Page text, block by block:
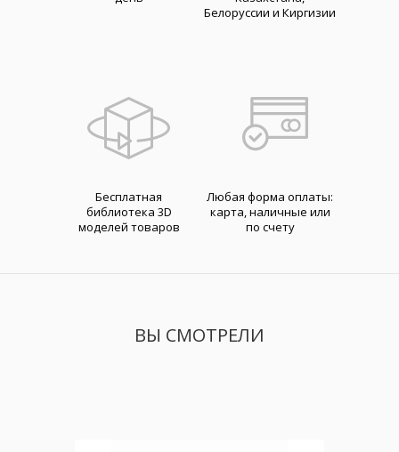
Белоруссии и Киргизии
Бесплатная
библиотека 3D
моделей товаров
Любая форма оплаты:
карта, наличные или
по счету
ВЫ СМОТРЕЛИ